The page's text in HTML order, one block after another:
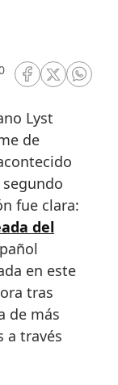
RRSS Facebook
RRSSRRSS
de
fue clara:
del
en este
tras
de más
a través